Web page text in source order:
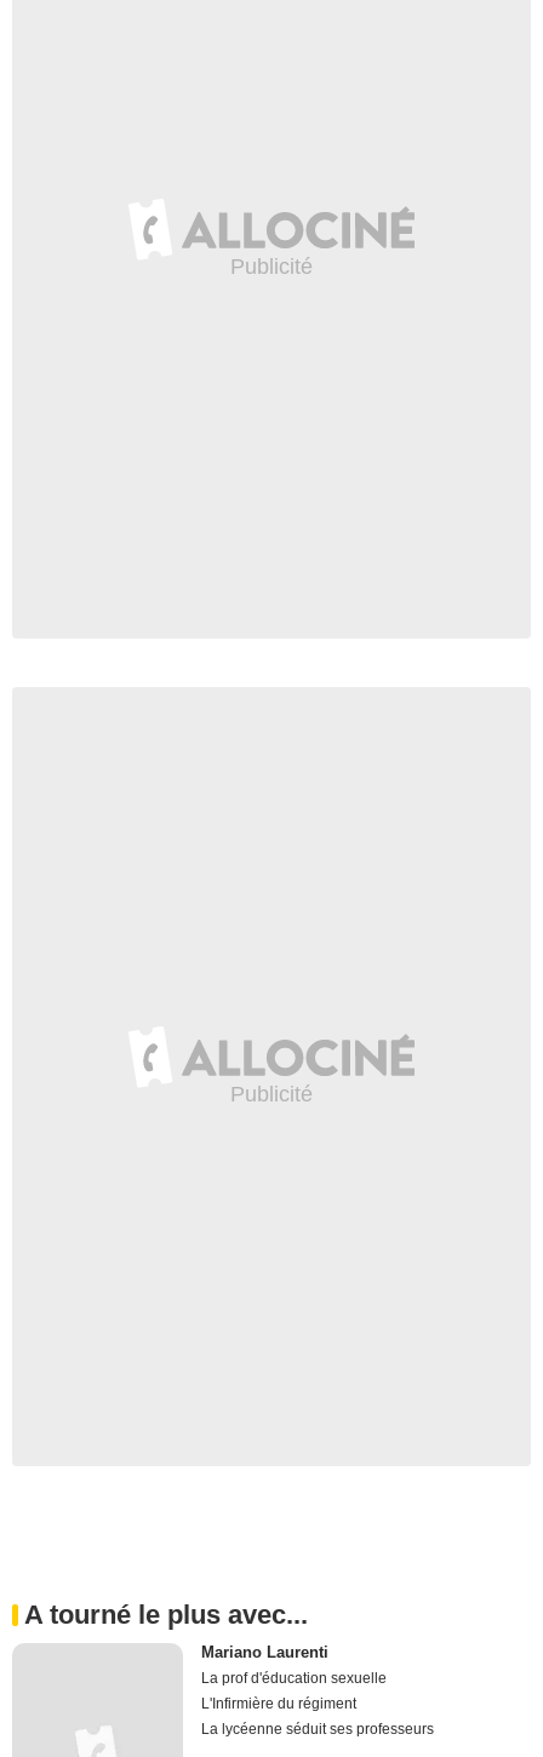
A tourné le plus avec...
Mariano Laurenti
La prof d'éducation sexuelle
L'Infirmière du régiment
La lycéenne séduit ses professeurs